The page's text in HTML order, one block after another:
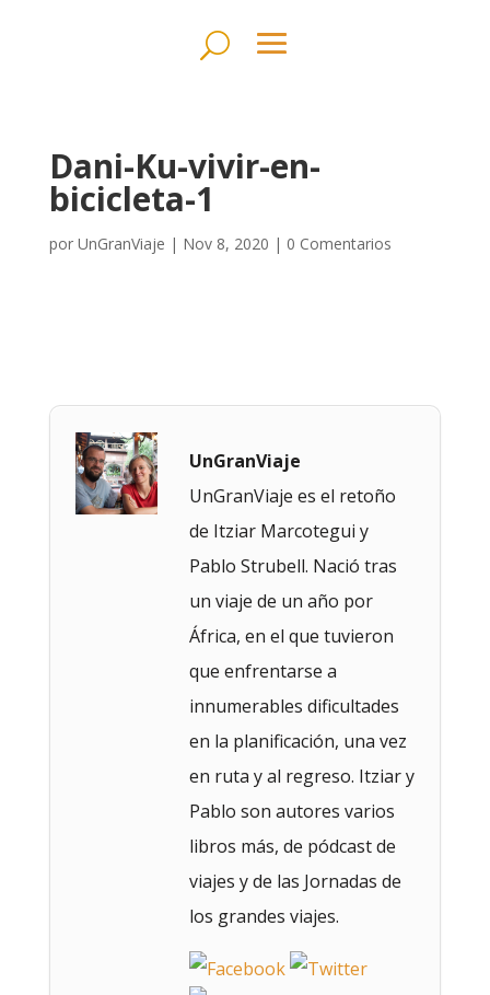
Dani-Ku-vivir-en-
bicicleta-1
por UnGranViaje | Nov 8, 2020 | 0 Comentarios
UnGranViaje
UnGranViaje es el retoño
de Itziar Marcotegui y
Pablo Strubell. Nació tras
un viaje de un año por
África, en el que tuvieron
que enfrentarse a
innumerables dificultades
en la planificación, una vez
en ruta y al regreso. Itziar y
Pablo son autores varios
libros más, de pódcast de
viajes y de las Jornadas de
los grandes viajes.